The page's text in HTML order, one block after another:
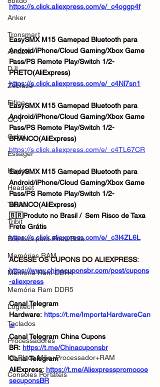
Anker
Tronsmart
Amazfit
DJI
Zeblaze
Fifine
QCY
Colmi
Essager
Haylou
Headset
Tablet
Tribit
Bombas para Pneu/Bola
Memórias RAM
Memória Ram DDR4
Memória Ram DDR5
Logitech
Teclados
Processadores
KIt Placa Mãe+Processador+RAM
Consoles Portáteis
https://s.click.aliexpress.com/e/_c4oggp4f
EasySMX M15 Gamepad Bluetooth para
Android/iPhone/Cloud Gaming/Xbox Game
Pass/PS Remote Play/Switch 1/2-
PRETO(AliExpress)
https://s.click.aliexpress.com/e/_c4Nl7sn1
EasySMX M15 Gamepad Bluetooth para
Android/iPhone/Cloud Gaming/Xbox Game
Pass/PS Remote Play/Switch 1/2-
BRANCO(AliExpress)
https://s.click.aliexpress.com/e/_c4TL67CR
EasySMX M15 Gamepad Bluetooth para
Android/iPhone/Cloud Gaming/Xbox Game
Pass/PS Remote Play/Switch 1/2-
BRANCO(AliExpress)
🇧🇷Produto no Brasil / Sem Risco de Taxa
Frete Grátis
https://s.click.aliexpress.com/e/_c3l4ZL6L
ACESSE OS CUPONS DO ALIEXPRESS:
https://www.chinacuponsbr.com/post/cupons
-aliexpress
Canal Telegram
Hardware: https://t.me/ImportaHardwareCan
al
Canal Telegram China Cupons
BR: https://t.me/Chinacuponsbr
Canal Telegram
AliExpress: https://t.me/Aliexpresspromocoe
secuponsBR